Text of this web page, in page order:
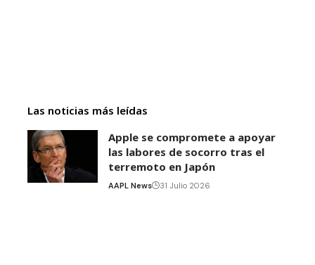
Las noticias más leídas
Apple se compromete a apoyar
las labores de socorro tras el
terremoto en Japón
AAPL News 31 Julio 2026